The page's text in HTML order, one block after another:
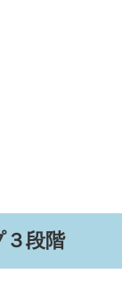
段階